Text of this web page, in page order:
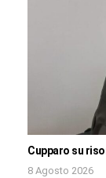
Cupparo su
8 Agosto 2026